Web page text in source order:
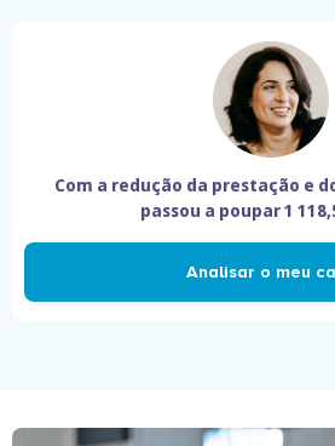
Com a redução da prestação e
passou a poupar1
Analisar o meu